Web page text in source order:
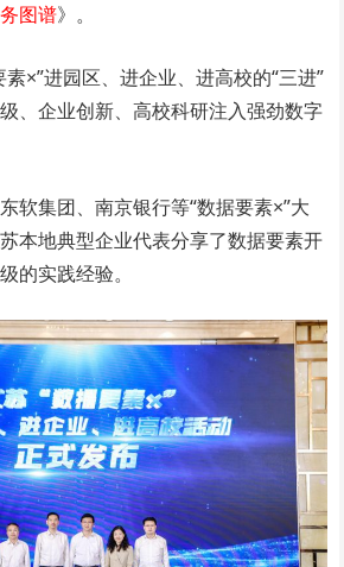
图谱》。
×”进园区、进企业、进高校的“三进”
、企业创新、高校科研注入强劲数字
软集团、南京银行等“数据要素×”大
本地典型企业代表分享了数据要素开
的实践经验。